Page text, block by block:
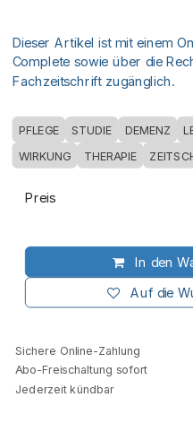
Dieser Artikel ist mit einem
Complete sowie über die
Fachzeitschrift zugänglich.
PFLEGE STUDIE DEMENZ
WIRKUNG THERAPIE
In den
Auf die
Preis
Sichere Online-Zahlung
Abo-Freischaltung sofort
Jederzeit kündbar